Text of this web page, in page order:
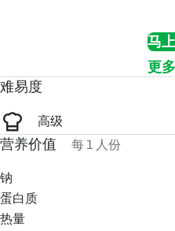
马
更
难易度
高级
营养价值 每 1 人份
钠
蛋白质
热量